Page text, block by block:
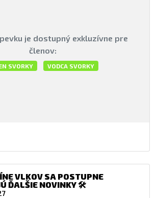
je dostupný exkluzívne pre
členov:
SVORKY VODCA SVORKY
VLKOV SA POSTUPNE
ĎALŠIE NOVINKY 🛠️